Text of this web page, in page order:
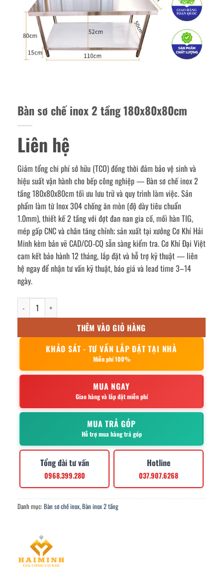
Bàn sơ chế inox 2 tầng 180x80x80cm
Liên hệ
Giảm tổng chi phí sở hữu (TCO) đồng thời đảm bảo vệ sinh và
hiệu suất vận hành cho bếp công nghiệp — Bàn sơ chế inox 2
tầng 180x80x80cm tối ưu lưu trữ và quy trình làm việc. Sản
phẩm làm từ Inox 304 chống ăn mòn (độ dày tiêu chuẩn
1.0mm), thiết kế 2 tầng với đợt đan nan gia cố, mối hàn TIG,
mép gấp CNC và chân tăng chỉnh; sản xuất tại xưởng Cơ Khí Hải
Minh kèm bản vẽ CAD/CO‑CQ sẵn sàng kiểm tra. Cơ Khí Đại Việt
cam kết bảo hành 12 tháng, lắp đặt và hỗ trợ kỹ thuật — liên
hệ ngay để nhận tư vấn kỹ thuật, báo giá và lead time 3–14
ngày.
Bàn sơ chế inox 2 tầng 180x80x80cm số lượng
THÊM VÀO GIỎ HÀNG
KHẢO SÁT - TƯ VẤN LẮP ĐẶT TẠI NHÀ
Miễn phí 100%
MUA NGAY
Giao hàng và lắp đặt miễn phí
MUA TRẢ GÓP
Hỗ trợ mua hàng trả góp
Tổng đài tư vấn
0968.399.280
Hotline
037.907.6268
Danh mục: Bàn sơ chế inox,Bàn inox 2 tầng